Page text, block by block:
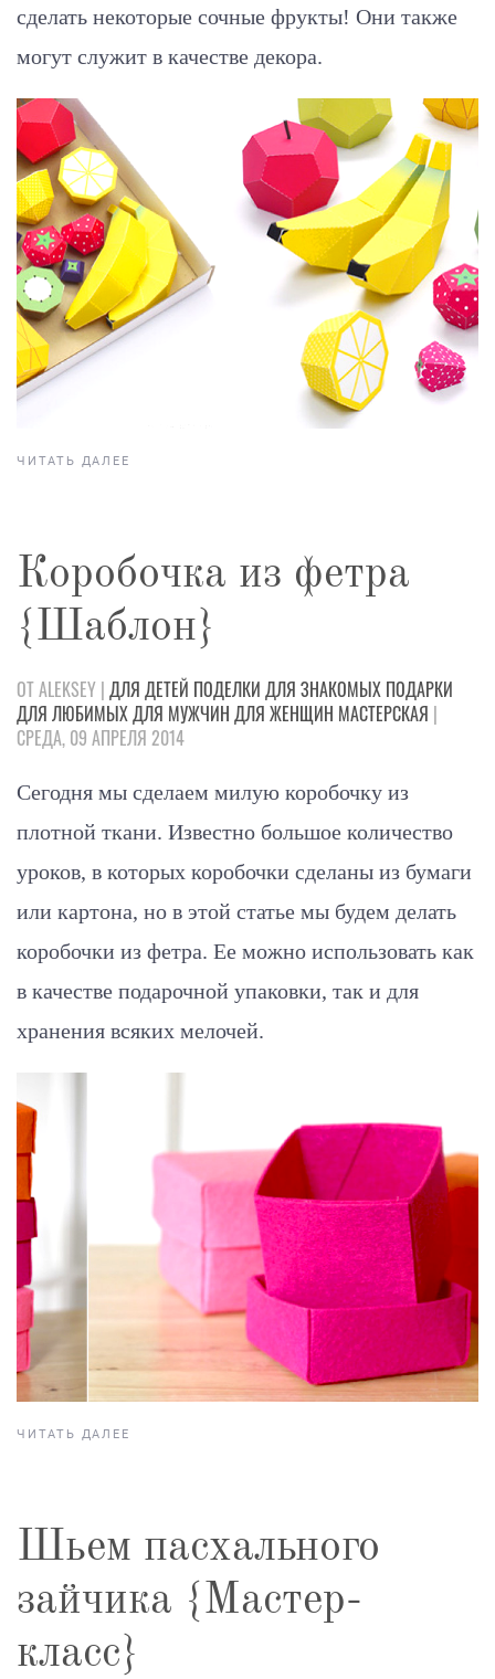
сделать некоторые сочные фрукты! Они также
могут служит в качестве декора.
ЧИТАТЬ ДАЛЕЕ
Коробочка из фетра
{Шаблон}
ОТ ALEKSEY | ДЛЯ ДЕТЕЙ ПОДЕЛКИ ДЛЯ ЗНАКОМЫХ ПОДАРКИ
ДЛЯ ЛЮБИМЫХДЛЯ МУЖЧИН ДЛЯ ЖЕНЩИН МАСТЕРСКАЯ |
СРЕДА, 09 АПРЕЛЯ 2014
Сегодня мы сделаем милую коробочку из
плотной ткани. Известно большое количество
уроков, в которых коробочки сделаны из бумаги
или картона, но в этой статье мы будем делать
коробочки из фетра. Ее можно использовать как
в качестве подарочной упаковки, так и для
хранения всяких мелочей.
ЧИТАТЬ ДАЛЕЕ
Шьем пасхального
зайчика {Мастер-
класс}